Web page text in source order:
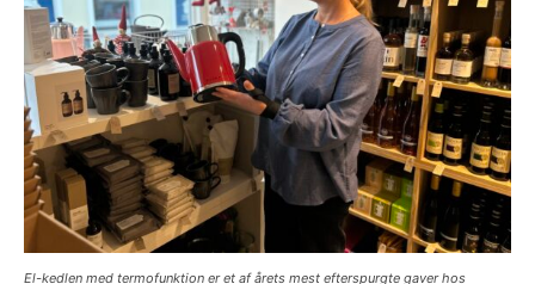
El-kedlen med termofunktion er et af årets mest efterspurgte gaver hos